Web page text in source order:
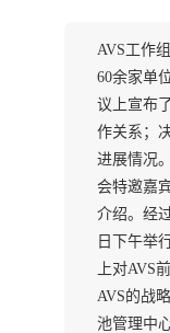
AVS工作
60余家单
议上宣布
作关系；
进展情况
会特邀嘉
介绍。经
日下午举
上对AVS
AVS的战
池管理中